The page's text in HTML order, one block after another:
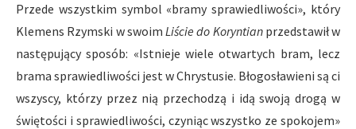
Przede wszystkim symbol «bramy sprawiedliwości», który
Klemens Rzymski w swoim Liście do Koryntianprzedstawił w
następujący sposób: «Istnieje wiele otwartych bram, lecz
brama sprawiedliwości jest w Chrystusie. Błogosławieni są ci
wszyscy, którzy przez nią przechodzą i idą swoją drogą w
świętości i sprawiedliwości, czyniąc wszystko ze spokojem»